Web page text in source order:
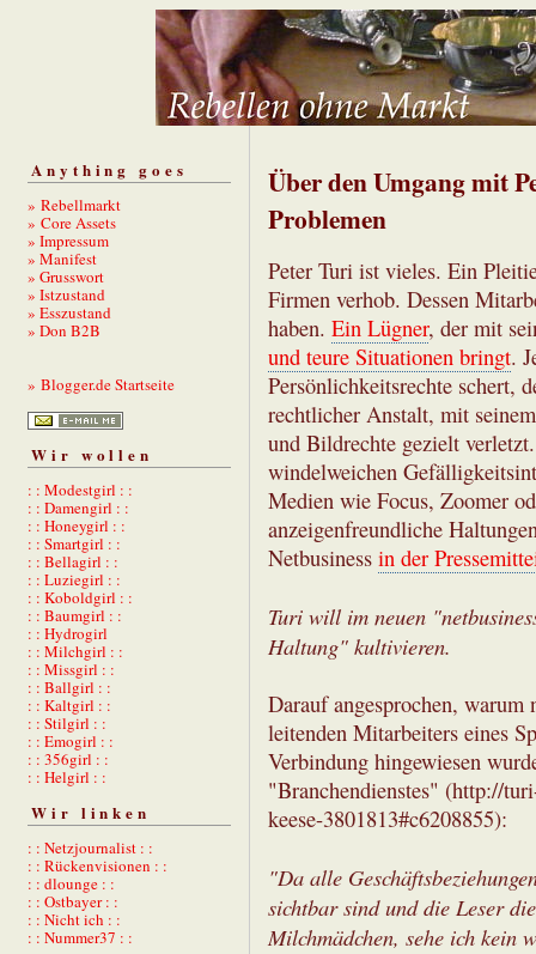
Anything goes
» Rebellmarkt
» Core Assets
» Impressum
» Manifest
» Grusswort
» Istzustand
» Esszustand
» Don B2B
» Blogger.de Startseite
Wir wollen
: : Modestgirl : :
: : Damengirl : :
: : Honeygirl : :
: : Smartgirl : :
: : Bellagirl : :
: : Luziegirl : :
: : Koboldgirl : :
: : Baumgirl : :
: : Hydrogirl
: : Milchgirl : :
: : Missgirl : :
: : Ballgirl : :
: : Kaltgirl : :
: : Stilgirl : :
: : Emogirl : :
: : 356girl : :
: : Helgirl : :
Wir linken
: : Netzjournalist : :
: : Rückenvisionen : :
: : dlounge : :
: : Ostbayer : :
: : Nicht ich : :
: : Nummer37 : :
Über den Umgang mit
Problemen
Peter Turi ist vieles. Ein
Firmen verhob. Dessen
haben. Ein Lügner, der mit
und teure Situationen bringt.
Persönlichkeitsrechte schert,
rechtlicher Anstalt, mit
und Bildrechte gezielt
windelweichen
Medien wie Focus, Zoomer
anzeigenfreundliche
Netbusiness in der
Turi will im neuen
Haltung" kultivieren.
Darauf angesprochen, warum
leitenden Mitarbeiters eines
Verbindung hingewiesen
"Branchendienstes" (http://
keese-3801813#c6208855):
"Da alle
sichtbar sind und die Leser
Milchmädchen, sehe ich kein